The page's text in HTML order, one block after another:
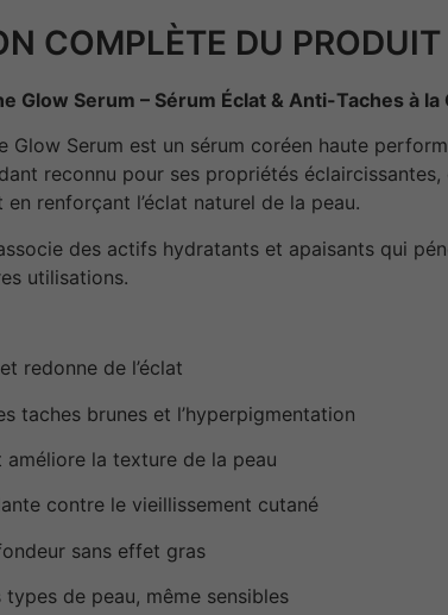
COMPLÈTE DU PRODUIT
Glow Serum – Sérum Éclat & Anti-Taches à la
Glow Serum est un sérum coréen haute
reconnu pour ses propriétés
renforçant l’éclat naturel de la peau.
des actifs hydratants et apaisants qui
utilisations.
redonne de l’éclat
taches brunes et l’hyperpigmentation
la texture de la peau
contre le vieillissement cutané
sans effet gras
de peau, même sensibles